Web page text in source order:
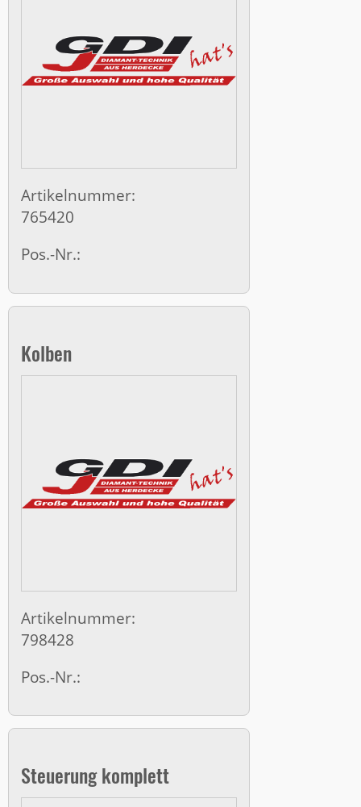
Artikelnummer:
765420
Pos.-Nr.:
Kolben
Artikelnummer:
798428
Pos.-Nr.:
Steuerung komplett